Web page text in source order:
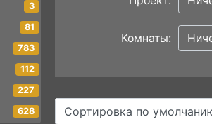
3
81
783
112
227
628
Комнаты:
Сортировка по